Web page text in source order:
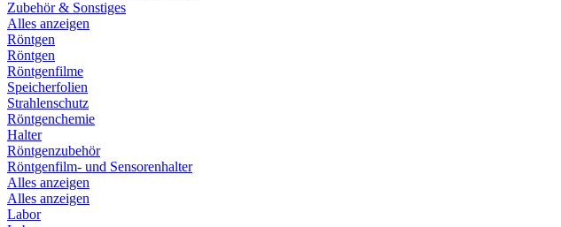
Zubehör & Sonstiges
Alles anzeigen
Röntgen
Röntgen
Röntgenfilme
Speicherfolien
Strahlenschutz
Röntgenchemie
Halter
Röntgenzubehör
Röntgenfilm- und Sensorenhalter
Alles anzeigen
Alles anzeigen
Labor